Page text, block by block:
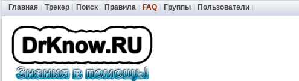
Главная Трекер Поиск Правила FAQ Группы Пользователи